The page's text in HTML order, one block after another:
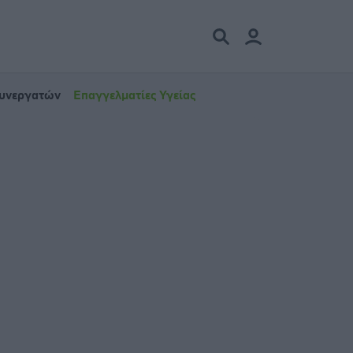
Επαγγελματίες Υγείας